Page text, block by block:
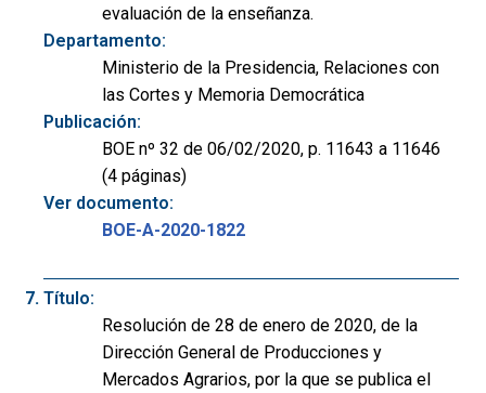
evaluación de la enseñanza.
Departamento:
Ministerio de la Presidencia, Relaciones con
las Cortes y Memoria Democrática
Publicación:
BOE nº 32 de 06/02/2020, p. 11643 a 11646
(4 páginas)
Ver documento:
BOE-A-2020-1822
Título:
Resolución de 28 de enero de 2020, de la
Dirección General de Producciones y
Mercados Agrarios, por la que se publica el